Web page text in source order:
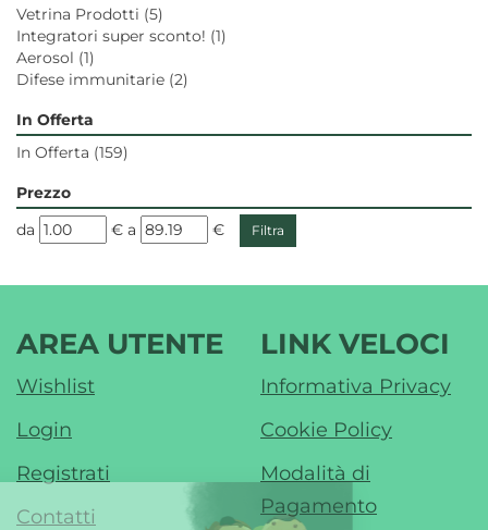
Vetrina Prodotti (5)
Integratori super sconto! (1)
Aerosol (1)
Difese immunitarie (2)
In Offerta
In Offerta (159)
Prezzo
filtra
da € filtra
a €
AREA UTENTE
Wishlist
Login
Registrati
Contatti
LINK VELOCI
Informativa Privacy
Cookie Policy
Modalità di
Pagamento